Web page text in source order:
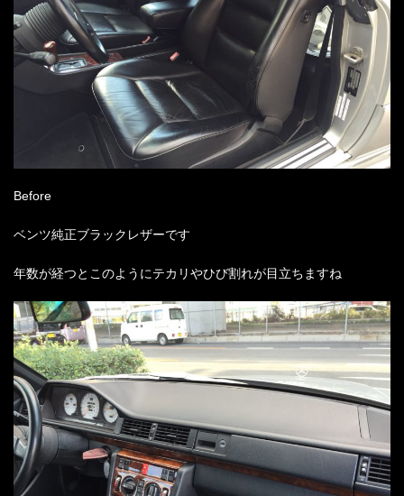
Before
ベンツ純正ブラックレザーです
年数が経つとこのようにテカリやひび割れが目立ちますね